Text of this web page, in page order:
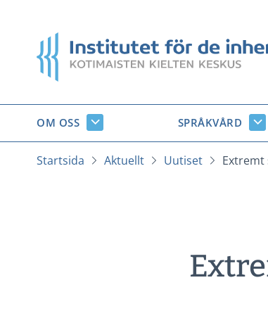
innehåll
Startsida
OM OSS
Om
oss
undersidor
SPRÅKVÅRD
Startsida
Aktuellt Uutiset Extremt